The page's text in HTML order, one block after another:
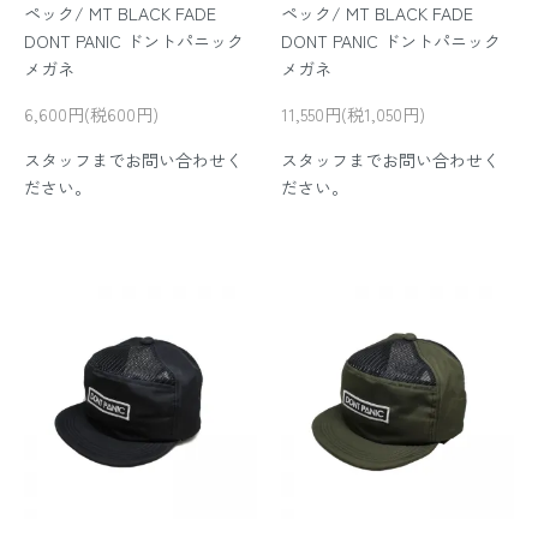
ペック/ MT BLACK FADE
DONT PANIC ドントパニック
メガネ
6,600円(税600円)
スタッフまでお問い合わせく
ださい。
ペック/ MT BLACK FADE
DONT PANIC ドントパニック
メガネ
11,550円(税1,050円)
スタッフまでお問い合わせく
ださい。